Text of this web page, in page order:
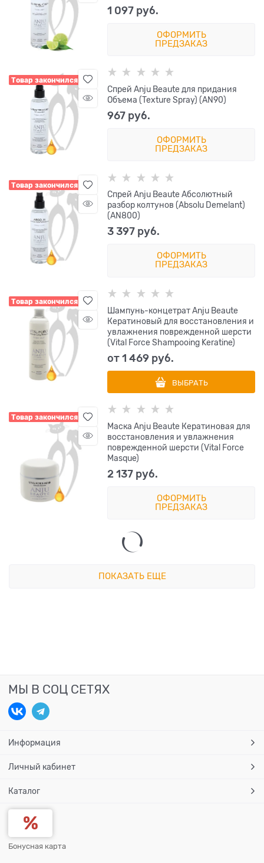
1 097 руб.
ОФОРМИТЬ
ПРЕДЗАКАЗ
Товар закончился
Спрей Anju Beaute для придания
Объема (Texture Spray) (AN90)
967 руб.
ОФОРМИТЬ
ПРЕДЗАКАЗ
Товар закончился
Спрей Anju Beaute Абсолютный
разбор колтунов (Absolu Demelant)
(AN800)
3 397 руб.
ОФОРМИТЬ
ПРЕДЗАКАЗ
Товар закончился
Шампунь-концетрат Anju Beaute
Кератиновый для восстановления и
увлажнения поврежденной шерсти
(Vital Force Shampooing Keratine)
от1 469 руб.
ВЫБРАТЬ
Товар закончился
Маска Anju Beaute Кератиновая для
восстановления и увлажнения
поврежденной шерсти (Vital Force
Masque)
2 137 руб.
ОФОРМИТЬ
ПРЕДЗАКАЗ
ПОКАЗАТЬ ЕЩЕ
МЫ В СОЦ СЕТЯХ
Информация
Личный кабинет
Каталог
Бонусная карта